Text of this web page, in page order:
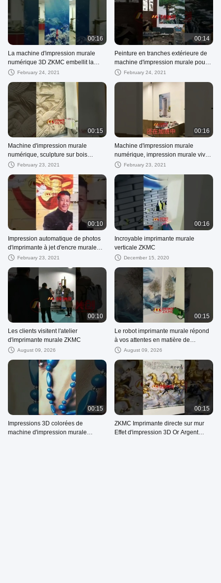
00:16
La machine d'impression murale
numérique 3D ZKMC embellit la
décoration murale
February 24, 2021
00:14
Peinture en tranches extérieure de
machine d'impression murale pour
la grande image
February 24, 2021
00:15
Machine d'impression murale
numérique, sculpture sur bois
étonnante, effets d'impression 3D
February 23, 2021
00:16
Machine d'impression murale
numérique, impression murale vive
de restaurant
February 23, 2021
00:10
Impression automatique de photos
d'imprimante à jet d'encre murale
sur un mur de briques
February 23, 2021
00:16
Incroyable imprimante murale
verticale ZKMC
December 15, 2020
00:10
Les clients visitent l'atelier
d'imprimante murale ZKMC
August 09, 2026
00:15
Le robot imprimante murale répond
à vos attentes en matière de
décoration intérieure et extérieure
August 09, 2026
00:15
Impressions 3D colorées de
machine d'impression murale
00:15
ZKMC Imprimante directe sur mur
Effet d'impression 3D Or Argent